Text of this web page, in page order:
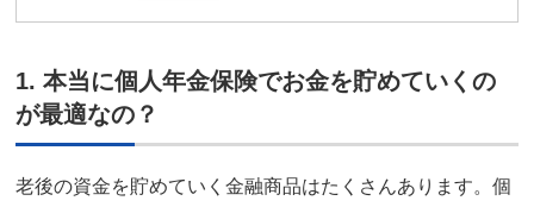
1. 本当に個人年金保険でお金を貯めていくの
が最適なの？
老後の資金を貯めていく金融商品はたくさんあります。個